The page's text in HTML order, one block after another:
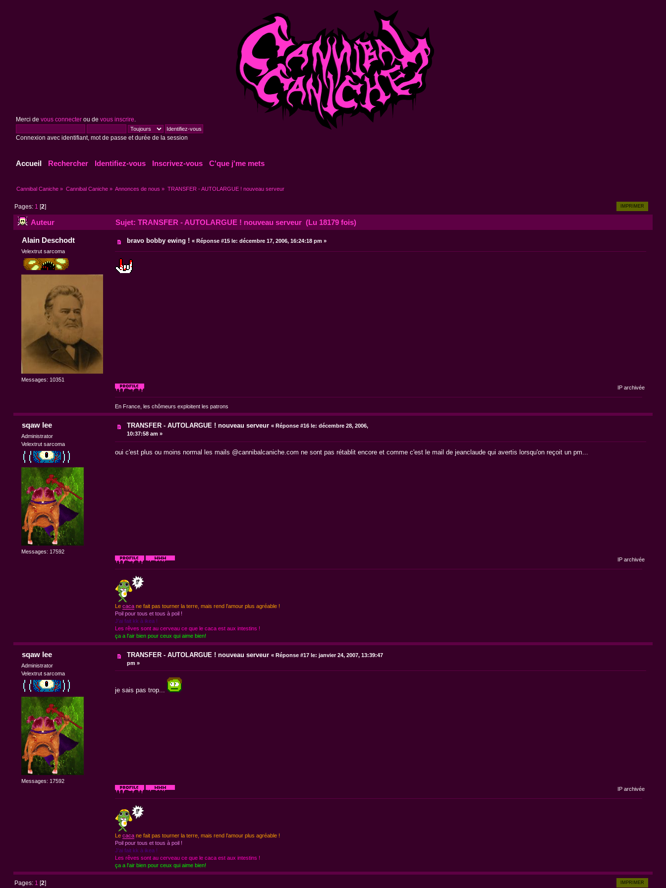
Merci de vous connecterou de vous inscrire
Connexion avec identifiant, mot de passe et durée de la session
Accueil Rechercher Identifiez-vous Inscrivez-vous C'que j'me mets
Cannibal Caniche » Cannibal Caniche» Annonces de nous » TRANSFER - AUTOLARGUE ! nouveau serveur
IMPRIMER
Pages: 1 [2]
Auteur Sujet: TRANSFER - AUTOLARGUE ! nouveau serveur (Lu 18179 fois)
Alain Deschodt
Velextrut sarcoma
Messages: 10351
bravo bobby ewing ! « Réponse #15 le: décembre 17, 2006, 16:24:18 pm »
IP archivée
En France, les chômeurs exploitent les patrons
sqaw lee
Administrator
Velextrut sarcoma
Messages: 17592
TRANSFER - AUTOLARGUE ! nouveau serveur « Réponse #16 le: décembre 28, 2006,
10:37:58 am »
oui c'est plus ou moins normal les mails @cannibalcaniche.com ne sont pas rétablit encore et comme c'est le mail de jeanclaude qui avertis lorsqu'on reçoit un pm...
IP archivée
Le cacane fait pas tourner la terre, mais rend l'amour plus agréable !
Poil pour tous et tous à poil !
J'ai fait kk à ikea !
Les rêves sont au cerveau ce que le caca est aux intestins !
ça a l'air bien pour ceux qui aime bien!
sqaw lee
Administrator
Velextrut sarcoma
Messages: 17592
TRANSFER - AUTOLARGUE ! nouveau serveur « Réponse #17 le: janvier 24, 2007, 13:39:47
pm »
je sais pas trop...
IP archivée
Le cacane fait pas tourner la terre, mais rend l'amour plus agréable !
Poil pour tous et tous à poil !
J'ai fait kk à ikea !
Les rêves sont au cerveau ce que le caca est aux intestins !
ça a l'air bien pour ceux qui aime bien!
IMPRIMER
Pages: 1 [2]